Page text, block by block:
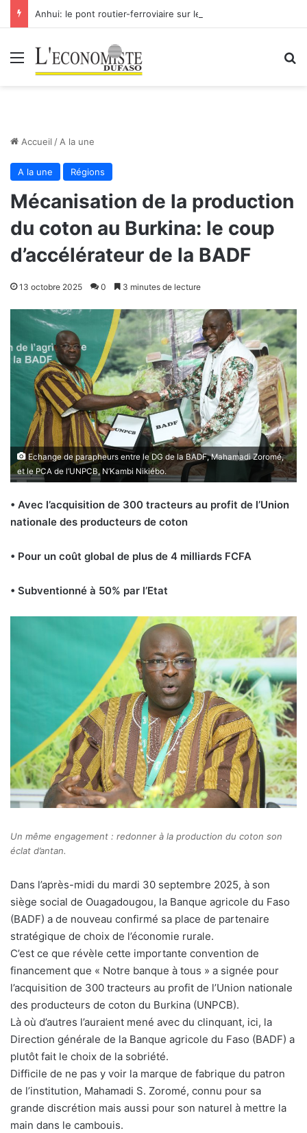
Menu
Accueil / A la une
A la une Régions
Mécanisation de la production
du coton au Burkina: le coup
d’accélérateur de la BADF
13 octobre 2025 0 3 minutes de lecture
Echange de parapheurs entre le DG de la BADF, Mahamadi Zoromé,
et le PCA de l’UNPCB, N’Kambi Nikiébo.
• Avec l’acquisition de 300 tracteurs au profit de l’Union
nationale des producteurs de coton
• Pour un coût global de plus de 4 milliards FCFA
• Subventionné à 50% par l’Etat
Un même engagement : redonner à la production du coton son
éclat d’antan.
Dans l’après-midi du mardi 30 septembre 2025, à son
siège social de Ouagadougou, la Banque agricole du Faso
(BADF) a de nouveau confirmé sa place de partenaire
stratégique de choix de l’économie rurale.
C’est ce que révèle cette importante convention de
financement que « Notre banque à tous » a signée pour
l’acquisition de 300 tracteurs au profit de l’Union nationale
des producteurs de coton du Burkina (UNPCB).
Là où d’autres l’auraient mené avec du clinquant, ici, la
Direction générale de la Banque agricole du Faso (BADF) a
plutôt fait le choix de la sobriété.
Difficile de ne pas y voir la marque de fabrique du patron
de l’institution, Mahamadi S. Zoromé, connu pour sa
grande discrétion mais aussi pour son naturel à mettre la
main dans le cambouis.